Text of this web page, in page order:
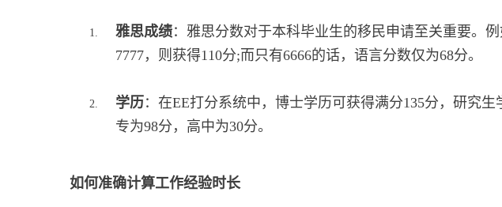
雅思成绩：雅思分数对于本科毕业生的移民申请至关重要。
7777，则获得110分;而只有6666的话，语言分数仅为68分。
学历 ：在EE打分系统中，博士学历可获得满分135分，研究
专为98分，高中为30分。
如何准确计算工作经验时长